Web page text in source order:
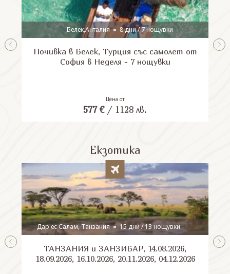
Белек,Анталия 8 дни / 7 нощувки
Почивка в Белек, Турция със самолет от
София в Неделя - 7 нощувки
Цена от
577 €/ 1128 лв.
Екзотика
Дар ес Салам, Танзания 15 дни / 13 нощувки
ТАНЗАНИЯ и ЗАНЗИБАР, 14.08.2026,
18.09.2026, 16.10.2026, 20.11.2026, 04.12.2026